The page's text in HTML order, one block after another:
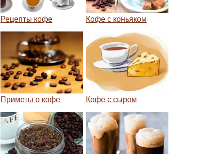
Рецепты кофе Кофе с коньяком
Приметы о кофе Кофе с сыром